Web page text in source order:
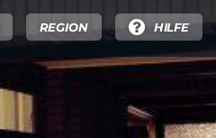
REGION HILFE